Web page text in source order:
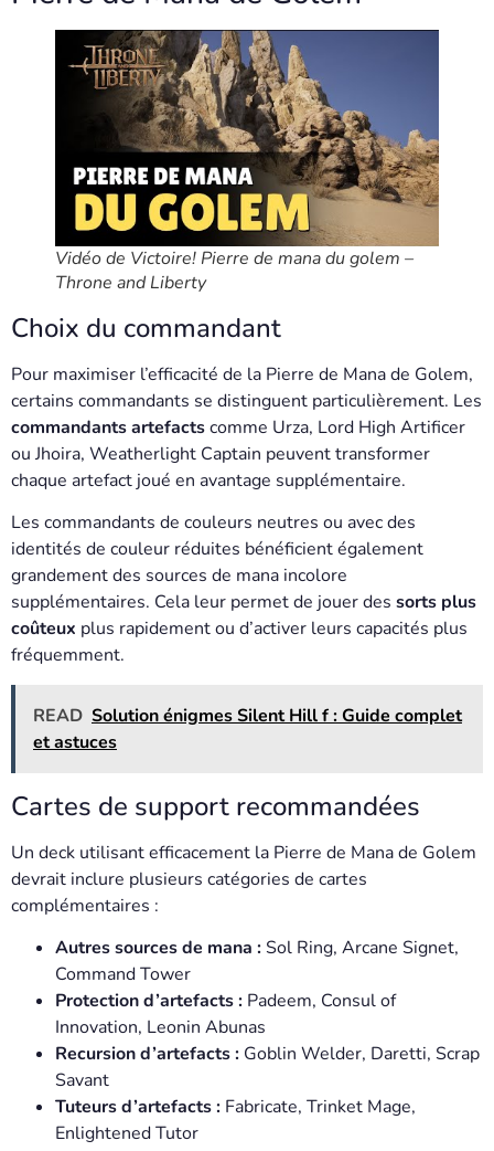
Vidéo de Victoire! Pierre de mana du golem –
Throne and Liberty
Choix du commandant
Pour maximiser l’efficacité de la Pierre de Mana de Golem,
certains commandants se distinguent particulièrement. Les
commandants artefactscomme Urza, Lord High Artificer
ou Jhoira, Weatherlight Captain peuvent transformer
chaque artefact joué en avantage supplémentaire.
Les commandants de couleurs neutres ou avec des
identités de couleur réduites bénéficient également
grandement des sources de mana incolore
supplémentaires. Cela leur permet de jouer des sorts plus
coûteux plus rapidement ou d’activer leurs capacités plus
fréquemment.
READ Solution énigmes Silent Hill f : Guide complet
et astuces
Cartes de support recommandées
Un deck utilisant efficacement la Pierre de Mana de Golem
devrait inclure plusieurs catégories de cartes
complémentaires :
Autres sources de mana :Sol Ring, Arcane Signet,
Command Tower
Protection d’artefacts : Padeem, Consul of
Innovation, Leonin Abunas
Recursion d’artefacts : Goblin Welder, Daretti, Scrap
Savant
Tuteurs d’artefacts : Fabricate, Trinket Mage,
Enlightened Tutor